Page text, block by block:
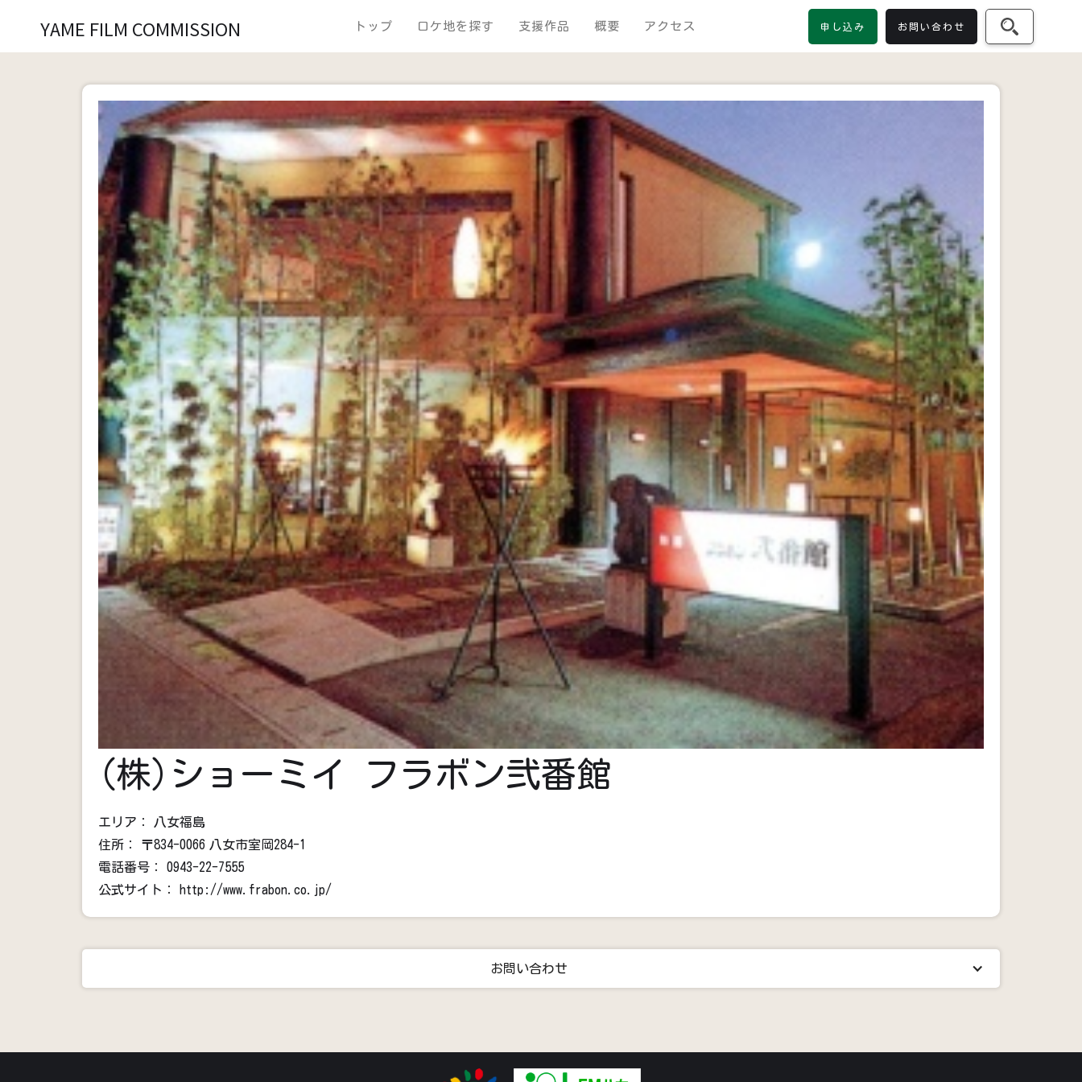
YAME FILM COMMISSION トップ ロケ地を探す 支援作品 概要 アクセス 申し込み お問い合わせ
(株)ショーミイ フラボン弐番館
エリア：
八女福島
住所：
〒834-0066 八女市室岡284-1
電話番号：
0943-22-7555
公式サイト：
http://www.frabon.co.jp/
お問い合わせ